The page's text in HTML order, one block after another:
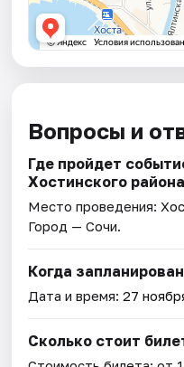
Вопросы и
Где пройдет
Хостинского
Место проведения:
Город — Сочи.
Когда
Дата и время:27
Сколько стоит